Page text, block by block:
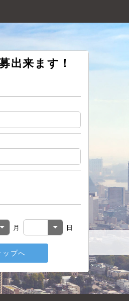
出来ます！
月 日
ップへ
電話番号 必
メールアド
希望の勤務
戻る